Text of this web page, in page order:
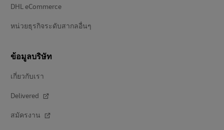
DHL eCommerce
หน่วยธุรกิจระดับสากลอื่นๆ
ข้อมูลบริษัท
เกี่ยวกับเรา
Delivered
สมัครงาน